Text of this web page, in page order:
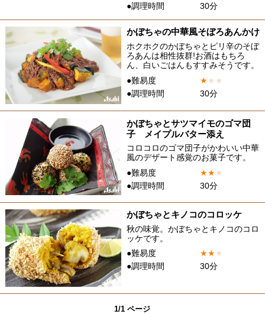
●調理時間
30分
かぼちゃの中華風そぼろあんかけ
ホクホクのかぼちゃとピリ辛のそぼ
ろあんは相性抜群!お酒はもちろ
ん、白いごはんもすすみそうです。
●難易度
★★ ★
●調理時間
30分
かぼちゃとサツマイモのゴマ団
子 メイプルバター添え
コロコロのゴマ団子がかわいい中華
風のデザート感覚のお菓子です。
●難易度
★★★
●調理時間
30分
かぼちゃとキノコのコロッケ
秋の味覚。かぼちゃとキノコのコロ
ッケです。
●難易度
★★★
●調理時間
30分
1/1 ページ